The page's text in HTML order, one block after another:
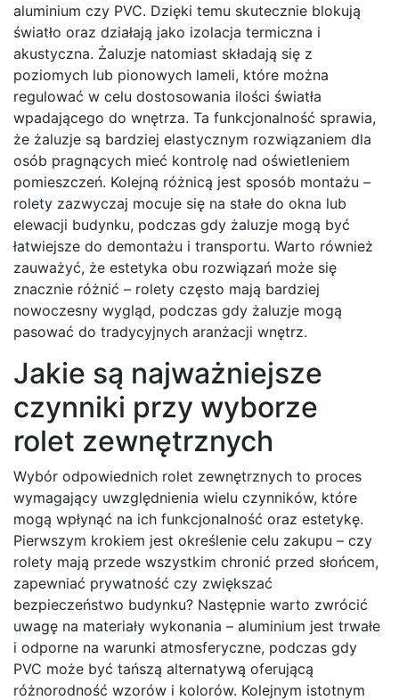
aluminium czy PVC. Dzięki temu skutecznie blokują
światło oraz działają jako izolacja termiczna i
akustyczna. Żaluzje natomiast składają się z
poziomych lub pionowych lameli, które można
regulować w celu dostosowania ilości światła
wpadającego do wnętrza. Ta funkcjonalność sprawia,
że żaluzje są bardziej elastycznym rozwiązaniem dla
osób pragnących mieć kontrolę nad oświetleniem
pomieszczeń. Kolejną różnicą jest sposób montażu –
rolety zazwyczaj mocuje się na stałe do okna lub
elewacji budynku, podczas gdy żaluzje mogą być
łatwiejsze do demontażu i transportu. Warto również
zauważyć, że estetyka obu rozwiązań może się
znacznie różnić – rolety często mają bardziej
nowoczesny wygląd, podczas gdy żaluzje mogą
pasować do tradycyjnych aranżacji wnętrz.
Jakie są najważniejsze
czynniki przy wyborze
rolet zewnętrznych
Wybór odpowiednich rolet zewnętrznych to proces
wymagający uwzględnienia wielu czynników, które
mogą wpłynąć na ich funkcjonalność oraz estetykę.
Pierwszym krokiem jest określenie celu zakupu – czy
rolety mają przede wszystkim chronić przed słońcem,
zapewniać prywatność czy zwiększać
bezpieczeństwo budynku? Następnie warto zwrócić
uwagę na materiały wykonania – aluminium jest trwałe
i odporne na warunki atmosferyczne, podczas gdy
PVC może być tańszą alternatywą oferującą
różnorodność wzorów i kolorów. Kolejnym istotnym